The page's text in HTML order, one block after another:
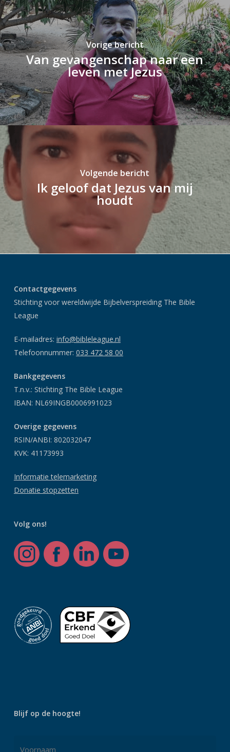
Vorige bericht
Van gevangenschap naar een
leven met Jezus
Volgende bericht
Ik geloof dat Jezus van mij
houdt
Contactgegevens
Stichting voor wereldwijde Bijbelverspreiding The Bible
League
E-mailadres: info@bibleleague.nl
Telefoonnummer: 033 472 58 00
Bankgegevens
T.n.v.: Stichting The Bible League
IBAN: NL69INGB0006991023
Overige gegevens
RSIN/ANBI: 802032047
KVK: 41173993
Informatie telemarketing
Donatie stopzetten
Volg ons!
Blijf op de hoogte!